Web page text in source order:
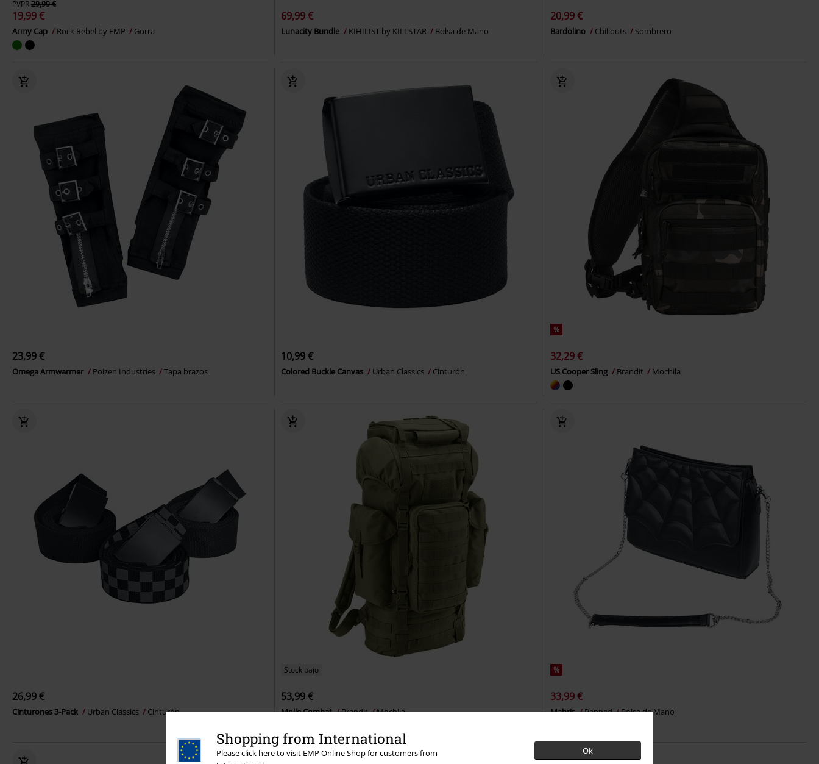
Shopping from International
Please click here to visit EMP Online Shop for customers from
Ok
PVPR29,99 €
19,99 €
Army Cap Rock Rebel by EMP Gorra
69,99 €
Lunacity Bundle KIHILIST by KILLSTAR Bolsa de Mano
20,99 €
Bardolino Chillouts Sombrero
23,99 €
Omega Armwarmer Poizen Industries Tapa brazos
10,99 €
Colored Buckle Canvas Urban Classics Cinturón
%
32,29 €
US Cooper Sling Brandit Mochila
26,99 €
Cinturones 3-Pack Urban Classics Cinturón
Stock bajo
53,99 €
Molle Combat Brandit Mochila
%
33,99 €
Mabris Banned Bolsa de Mano